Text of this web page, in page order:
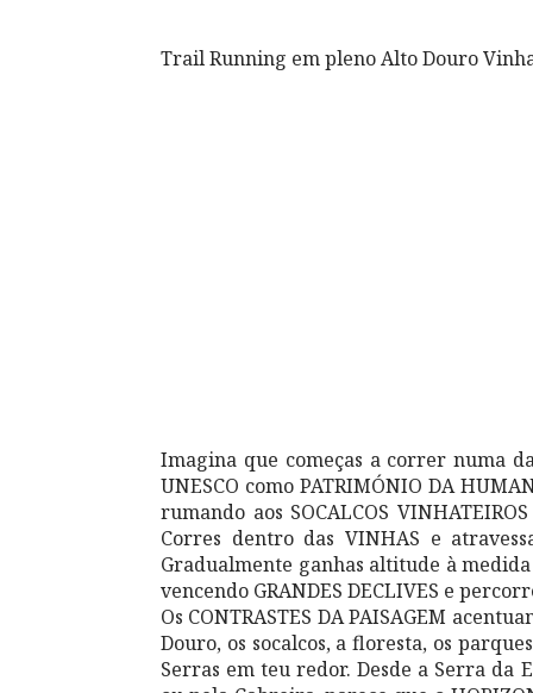
Trail Running em pleno Alto Douro
Imagina que começas a correr numa
UNESCO como PATRIMÓNIO DA
rumando aos SOCALCOS
Corres dentro das VINHAS e
Gradualmente ganhas altitude à
vencendo GRANDES DECLIVES e
Os CONTRASTES DA PAISAGEM
Douro, os socalcos, a floresta, os
Serras em teu redor. Desde a Serra da